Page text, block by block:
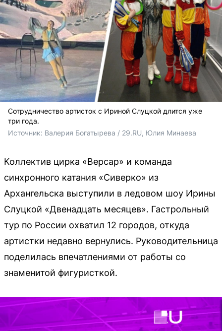
Сотрудничество артисток с Ириной Слуцкой длится уже
три года.
Источник: Валерия Богатырева / 29.RU, Юлия Минаева
Коллектив цирка «Версар» и команда
синхронного катания «Сиверко» из
Архангельска выступили в ледовом шоу Ирины
Слуцкой «Двенадцать месяцев». Гастрольный
тур по России охватил 12 городов, откуда
артистки недавно вернулись. Руководительница
поделилась впечатлениями от работы со
знаменитой фигуристкой.